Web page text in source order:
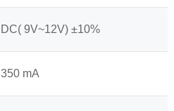
DC( 9V~12V) ±10%
350 mA